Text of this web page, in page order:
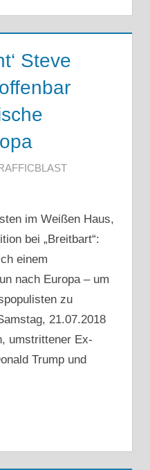
Steve
im Weißen Haus,
bei „Breitbart“:
einem
nach Europa – um
zu
21.07.2018
umstrittener Ex-
Trump und